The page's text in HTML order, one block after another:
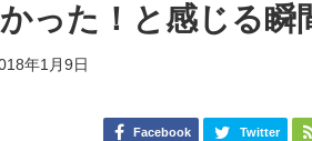
った！と感じる瞬
年1月9日
Facebook Twitter